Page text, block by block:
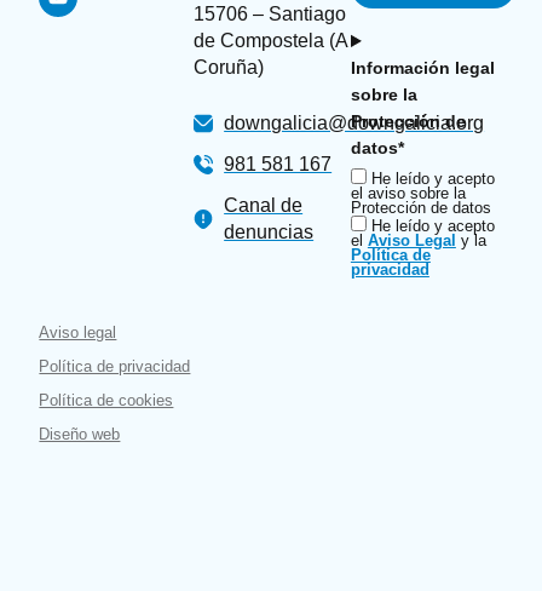
15706 – Santiago
de Compostela (A
Coruña)
downgalicia@downgalicia.org
981 581 167
Canal de
denuncias
Información legal
sobre la
Protección de
datos*
He leído y acepto
el aviso sobre la
Protección de datos
He leído y acepto
el Aviso Legal y la
Política de
privacidad
Aviso legal
Política de privacidad
Política de cookies
Diseño web